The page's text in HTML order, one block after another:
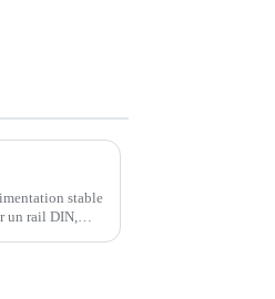
stable
un rail DIN,